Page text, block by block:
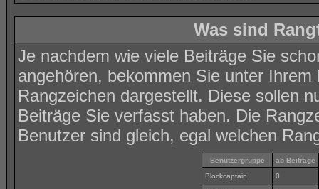
Was sind
Je nachdem wie viele Beiträge Sie
angehören, bekommen Sie unter
Rangzeichen dargestellt. Diese sollen
Beiträge Sie verfasst haben. Die
Benutzer sind gleich, egal welchen
Benutzergruppe
ab Beiträge
Blockcaptain
0